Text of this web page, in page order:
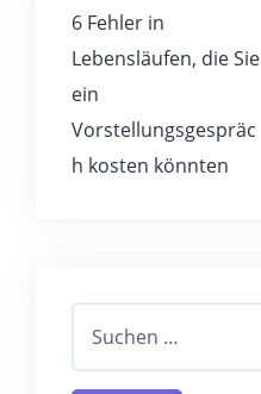
6 Fehler in
Lebensläufen, die Sie
ein
Vorstellungsgespräc
h kosten könnten